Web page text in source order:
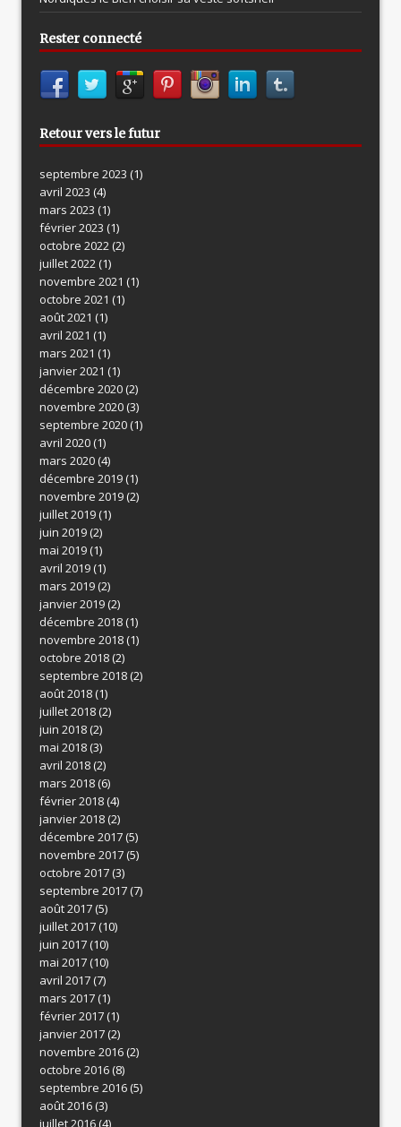
Rester connecté
Retour vers le futur
septembre 2023 (1)
avril 2023 (4)
mars 2023 (1)
février 2023 (1)
octobre 2022(2)
juillet 2022(1)
novembre 2021 (1)
octobre 2021 (1)
août 2021 (1)
avril 2021 (1)
mars 2021 (1)
janvier 2021 (1)
décembre 2020(2)
novembre 2020(3)
septembre 2020(1)
avril 2020(1)
mars 2020(4)
décembre 2019(1)
novembre 2019(2)
juillet 2019(1)
juin 2019(2)
mai 2019(1)
avril 2019(1)
mars 2019(2)
janvier 2019(2)
décembre 2018(1)
novembre 2018(1)
octobre 2018(2)
septembre 2018(2)
août 2018(1)
juillet 2018(2)
juin 2018(2)
mai 2018(3)
avril 2018(2)
mars 2018(6)
février 2018(4)
janvier 2018(2)
décembre 2017(5)
novembre 2017(5)
octobre 2017(3)
septembre 2017(7)
août 2017(5)
juillet 2017(10)
juin 2017(10)
mai 2017(10)
avril 2017(7)
mars 2017(1)
février 2017(1)
janvier 2017(2)
novembre 2016(2)
octobre 2016(8)
septembre 2016(5)
août 2016(3)
juillet 2016(4)